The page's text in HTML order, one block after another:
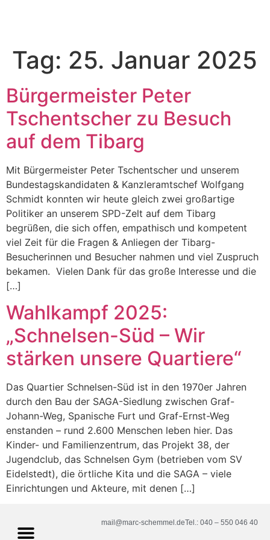
Tag: 25. Januar 2025
Bürgermeister Peter
Tschentscher zu Besuch
auf dem Tibarg
Mit Bürgermeister Peter Tschentscher und unserem
Bundestagskandidaten & Kanzleramtschef Wolfgang
Schmidt konnten wir heute gleich zwei großartige
Politiker an unserem SPD-Zelt auf dem Tibarg
begrüßen, die sich offen, empathisch und kompetent
viel Zeit für die Fragen & Anliegen der Tibarg-
Besucherinnen und Besucher nahmen und viel Zuspruch
bekamen. Vielen Dank für das große Interesse und die
[…]
Wahlkampf 2025:
„Schnelsen-Süd – Wir
stärken unsere Quartiere“
Das Quartier Schnelsen-Süd ist in den 1970er Jahren
durch den Bau der SAGA-Siedlung zwischen Graf-
Johann-Weg, Spanische Furt und Graf-Ernst-Weg
enstanden – rund 2.600 Menschen leben hier. Das
Kinder- und Familienzentrum, das Projekt 38, der
Jugendclub, das Schnelsen Gym (betrieben vom SV
Eidelstedt), die örtliche Kita und die SAGA – viele
Einrichtungen und Akteure, mit denen […]
Tel.: 040 – 550 046 40
mail@marc-schemmel.de